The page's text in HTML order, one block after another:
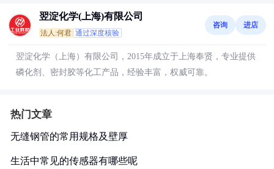
翌淀化学(上海)有限公司
法人:何君 通过深度核验
咨询 进店
翌淀化学（上海）有限公司，2015年成立于上海奉贤，专业提供
磷化剂、密封胶等化工产品，经验丰富，权威可靠。
热门文章
无缝钢管的常用规格及壁厚
生活中常见的传感器有哪些呢